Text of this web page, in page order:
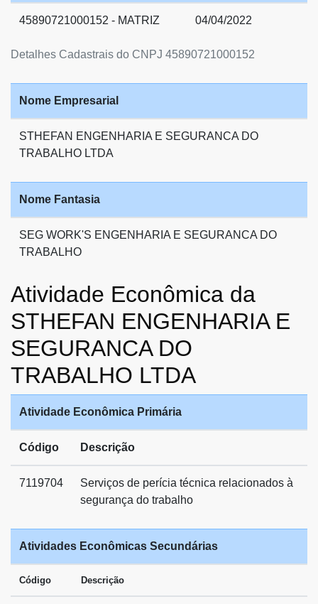
Detalhes Cadastrais do CNPJ 45890721000152
45890721000152 - MATRIZ 04/04/2022
Nome Empresarial
STHEFAN ENGENHARIA E SEGURANCA DO
TRABALHO LTDA
Nome Fantasia
SEG WORK'S ENGENHARIA E SEGURANCA DO
TRABALHO
Atividade Econômica da
STHEFAN ENGENHARIA E
SEGURANCA DO
TRABALHO LTDA
Atividade Econômica Primária
Código Descrição
7119704
Serviços de perícia técnica relacionados à
segurança do trabalho
Atividades Econômicas Secundárias
Código Descrição